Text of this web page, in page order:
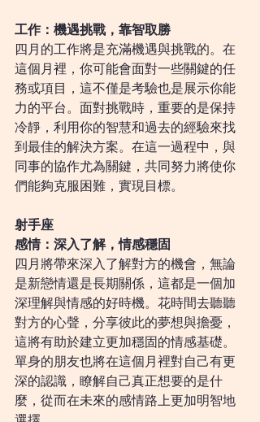
工作：機遇挑戰，靠智取勝
四月的工作將是充滿機遇與挑戰的。在
這個月裡，你可能會面對一些關鍵的任
務或項目，這不僅是考驗也是展示你能
力的平台。面對挑戰時，重要的是保持
冷靜，利用你的智慧和過去的經驗來找
到最佳的解決方案。在這一過程中，與
同事的協作尤為關鍵，共同努力將使你
們能夠克服困難，實現目標。
射手座
感情：深入了解，情感穩固
四月將帶來深入了解對方的機會，無論
是新戀情還是長期關係，這都是一個加
深理解與情感的好時機。花時間去聽聽
對方的心聲，分享彼此的夢想與擔憂，
這將有助於建立更加穩固的情感基礎。
單身的朋友也將在這個月裡對自己有更
深的認識，瞭解自己真正想要的是什
麼，從而在未來的感情路上更加明智地